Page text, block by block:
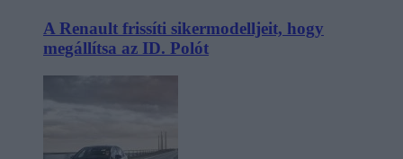
A Renault frissíti sikermodelljeit, hogy
megállítsa az ID. Polót